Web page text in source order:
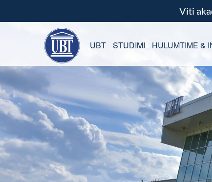
Viti
UBT STUDIMI HULUMTIME &